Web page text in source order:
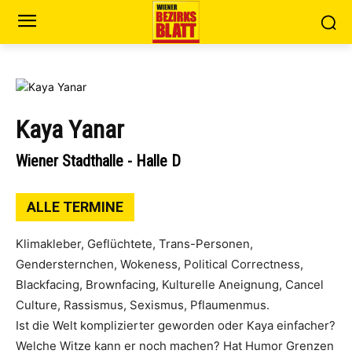
Kaya Yanar
Wiener Stadthalle - Halle D
ALLE TERMINE
Klimakleber, Geflüchtete, Trans-Personen,
Gendersternchen, Wokeness, Political Correctness,
Blackfacing, Brownfacing, Kulturelle Aneignung, Cancel
Culture, Rassismus, Sexismus, Pflaumenmus.
Ist die Welt komplizierter geworden oder Kaya einfacher?
Welche Witze kann er noch machen? Hat Humor Grenzen